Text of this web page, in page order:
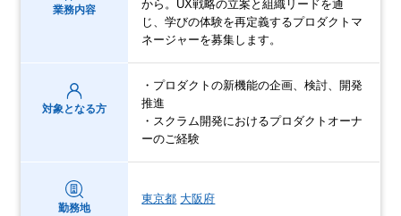
業務内容
から。UX戦略の立案と組織リードを通
じ、学びの体験を再定義するプロダクトマ
ネージャーを募集します。
対象となる方
・プロダクトの新機能の企画、検討、開発
推進
・スクラム開発におけるプロダクトオーナ
ーのご経験
勤務地
東京都 大阪府